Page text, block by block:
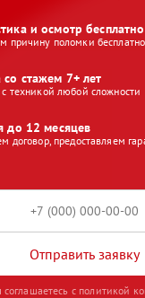
и осмотр бесплатно
причину поломки бесплатно
со стажем 7+ лет
техникой любой сложности
до 12 месяцев
договор, предоставляем
Отправить заявку
с политикой